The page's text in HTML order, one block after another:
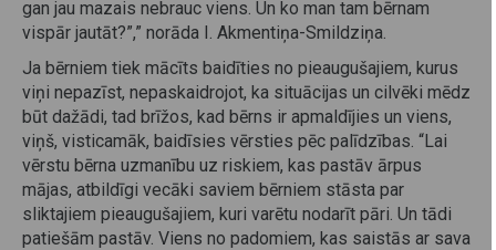
gan jau mazais nebrauc viens. Un ko man tam bērnam
vispār jautāt?”,” norāda I. Akmentiņa-Smildziņa.
Ja bērniem tiek mācīts baidīties no pieaugušajiem, kurus
viņi nepazīst, nepaskaidrojot, ka situācijas un cilvēki mēdz
būt dažādi, tad brīžos, kad bērns ir apmaldījies un viens,
viņš, visticamāk, baidīsies vērsties pēc palīdzības. “Lai
vērstu bērna uzmanību uz riskiem, kas pastāv ārpus
mājas, atbildīgi vecāki saviem bērniem stāsta par
sliktajiem pieaugušajiem, kuri varētu nodarīt pāri. Un tādi
patiešām pastāv. Viens no padomiem, kas saistās ar sava